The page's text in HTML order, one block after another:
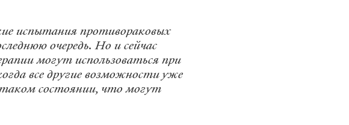
испытания противораковых
очередь. Но и сейчас
могут использоваться при
все другие возможности уже
состоянии, что могут